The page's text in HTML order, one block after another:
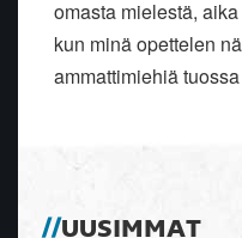
omasta mielestä,
kun minä opettelen
ammattimiehiä
UUSIMMAT